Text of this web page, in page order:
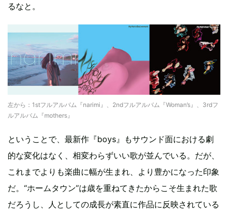
るなと。
左から：1stフルアルバム『narimi』、2ndフルアルバム『Woman’s』、3rdフ
ルアルバム『mothers』
ということで、最新作『boys』もサウンド面における劇
的な変化はなく、相変わらずいい歌が並んでいる。だが、
これまでよりも楽曲に幅が生まれ、より豊かになった印象
だ。“ホームタウン”は歳を重ねてきたからこそ生まれた歌
だろうし、人としての成長が素直に作品に反映されている